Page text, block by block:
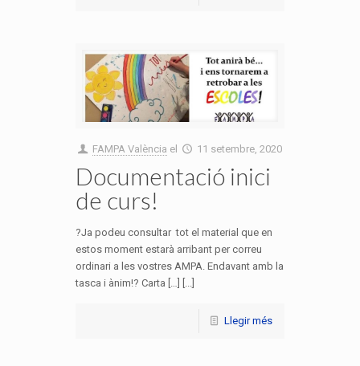
FAMPA València el 11 setembre, 2020
Documentació inici
de curs!
?Ja podeu consultar tot el material que en
estos moment estarà arribant per correu
ordinari a les vostres AMPA. Endavant amb la
tasca i ànim!? Carta […] [...]
Llegir més